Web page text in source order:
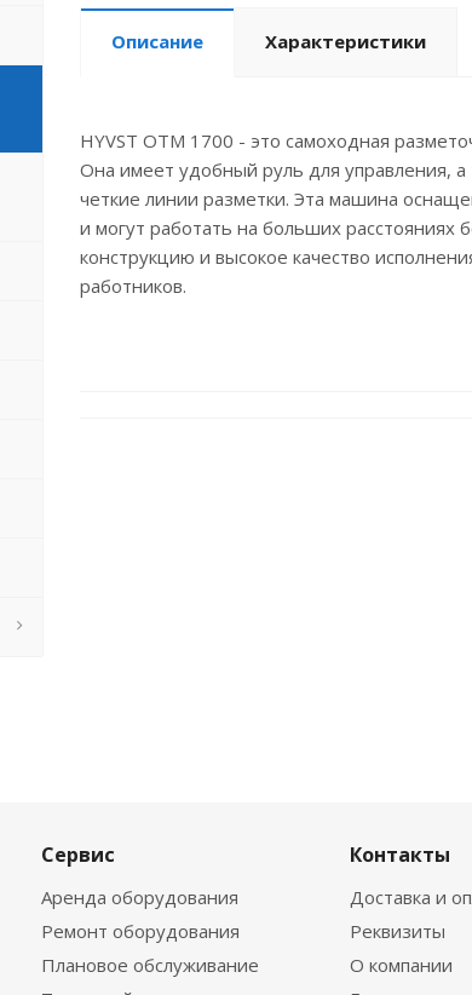
Описание Характеристики
HYVST OTM 1700 - это самоходная
Она имеет удобный руль для управления, а
четкие линии разметки. Эта машина
и могут работать на больших
конструкцию и высокое качество
работников.
Сервис
Аренда оборудования
Ремонт оборудования
Плановое обслуживание
Контакты
Доставка и
Реквизиты
О компании